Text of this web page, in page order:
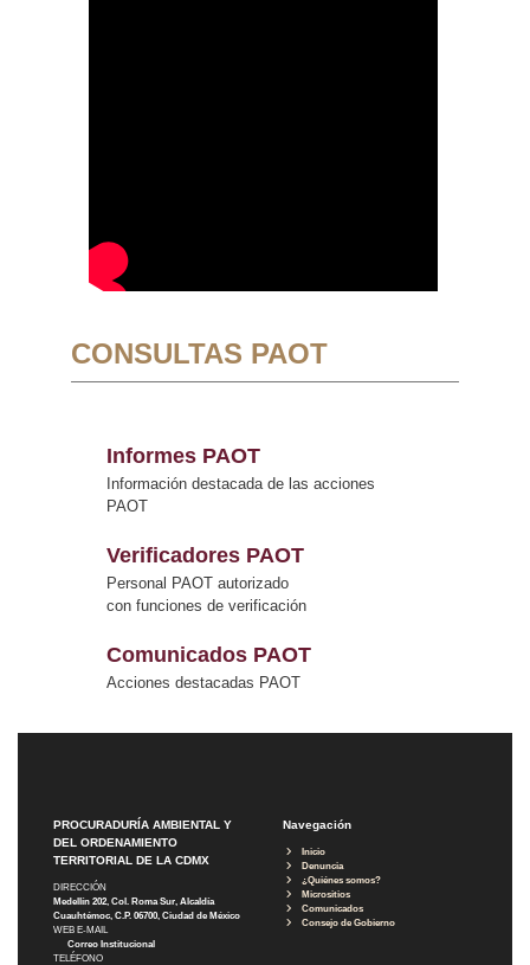
CONSULTAS PAOT
Informes PAOT
Información destacada de las acciones
PAOT
Verificadores PAOT
Personal PAOT autorizado
con funciones de verificación
Comunicados PAOT
Acciones destacadas PAOT
PROCURADURÍA AMBIENTAL Y
DEL ORDENAMIENTO
TERRITORIAL DE LA CDMX
DIRECCIÓN
Medellín 202, Col. Roma Sur, Alcaldía
Cuauhtémoc, C.P. 06700, Ciudad de México
WEB E-MAIL
Correo Institucional
TELÉFONO
Navegación
Inicio
Denuncia
¿Quiénes somos?
Micrositios
Comunicados
Consejo de Gobierno